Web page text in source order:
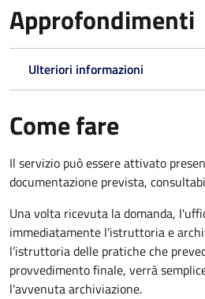
Approfondimenti
Ulteriori informazioni
Come fare
Il servizio può essere attivato
documentazione prevista,
Una volta ricevuta la domanda,
immediatamente l'istruttoria e
l’istruttoria delle pratiche che
provvedimento finale, verrà
l'avvenuta archiviazione.